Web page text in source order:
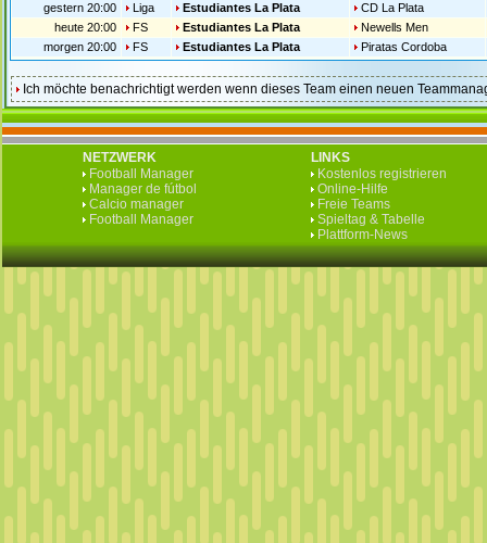
gestern 20:00 Liga Estudiantes La Plata
CD La Plata
heute 20:00
FS Estudiantes La Plata
Newells Men
morgen 20:00
FS Estudiantes La Plata Piratas Cordoba
Ich möchte benachrichtigt werden wenn dieses Team einen neuen
NETZWERK
Football Manager
Manager de fútbol
Calcio manager
Football Manager
LINKS
Kostenlos registrieren
Online-Hilfe
Freie Teams
Spieltag & Tabelle
Plattform-News